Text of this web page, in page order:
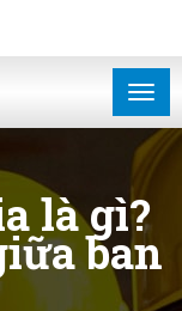
là gì?
ban